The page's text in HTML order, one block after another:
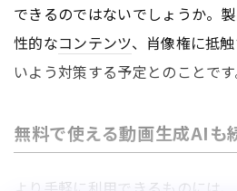
できるのではないでしょうか。
性的なコンテンツ、肖像権に抵
いよう対策する予定とのことです
無料で使える動画生成AIも